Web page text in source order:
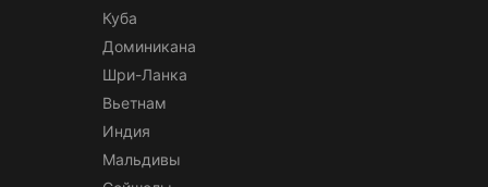
Куба
Доминикана
Шри-Ланка
Вьетнам
Индия
Мальдивы